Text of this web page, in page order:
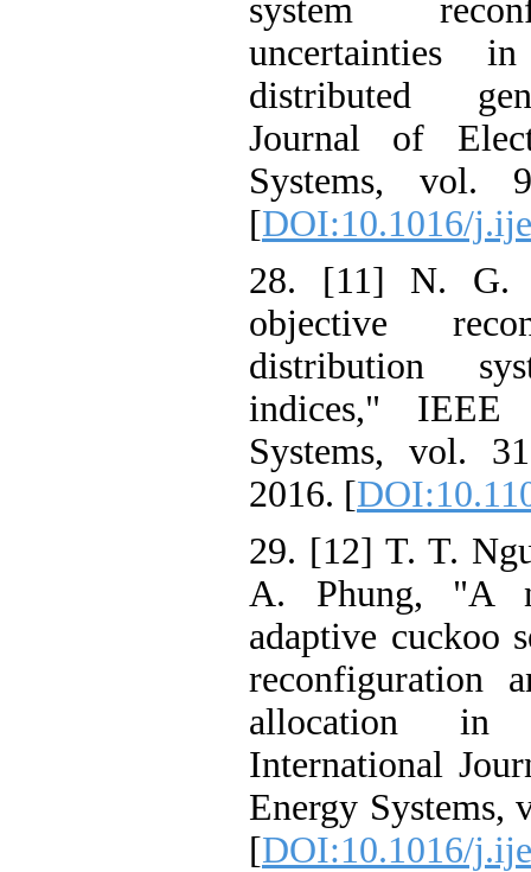
system
uncertainties
distributed
Journal of
Systems, vol.
[DOI:10.1016/
28. [11] N. G.
objective
distribution
indices," IEEE
Systems, vol.
2016. [
29. [12] T. T.
A. Phung, "A
adaptive cuckoo
reconfiguration
allocation in
International
Energy Systems,
[DOI:10.1016/